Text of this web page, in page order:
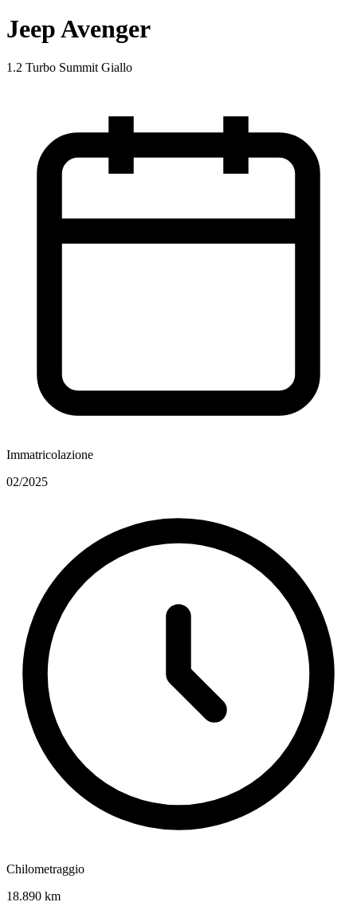
Jeep Avenger
1.2 Turbo Summit Giallo
Immatricolazione
02/2025
Chilometraggio
18.890 km